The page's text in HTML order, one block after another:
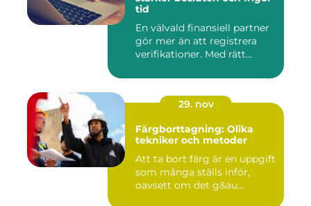
tid
En välvald finansiell partner
gör mer än att registrera
verifikationer. Med rätt...
29. nov
Färgborttagning: Olika
tekniker och metoder
Att ta bort färg är en uppgift
som många ställs inför,
oavsett om det g&au...